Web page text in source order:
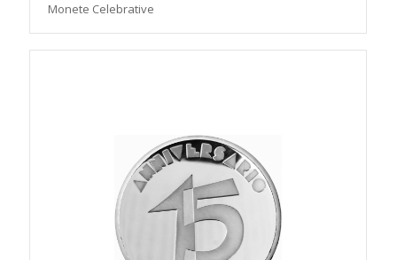
Monete Celebrative